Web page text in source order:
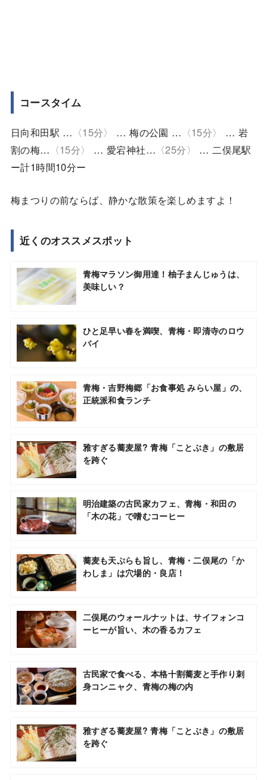
コースタイム
日向和田駅 … 〈15分〉 … 梅の公園 … 〈15分〉
… 岩
割の梅… 〈15分〉 … 愛宕神社… 〈25分〉
… 二俣尾駅
ー計1時間10分ー
梅まつりの前ならば、静かな散策を楽しめますよ！
近くのオススメスポット
青梅マラソン御用達！柚子まんじゅうは、
美味しい？
ひと足早い春を満喫、青梅・即清寺のロウ
バイ
青梅・吉野梅郷「お食事処 みらい屋」の、
正統派和食ランチ
雅すぎる蕎麦屋? 青梅「ことぶき」の敷居
を跨ぐ
明治建築の古民家カフェ、青梅・和田の
「木の花」で嗜むコーヒー
蕎麦も天ぷらも旨し、青梅・二俣尾の「か
わしま」は穴場的・良店！
二俣尾のウォールナットは、サイフォンコ
ーヒーが旨い、木の香るカフェ
古民家で食べる、本格十割蕎麦と手作り刺
身コンニャク、青梅の梅の内
雅すぎる蕎麦屋? 青梅「ことぶき」の敷居
を跨ぐ